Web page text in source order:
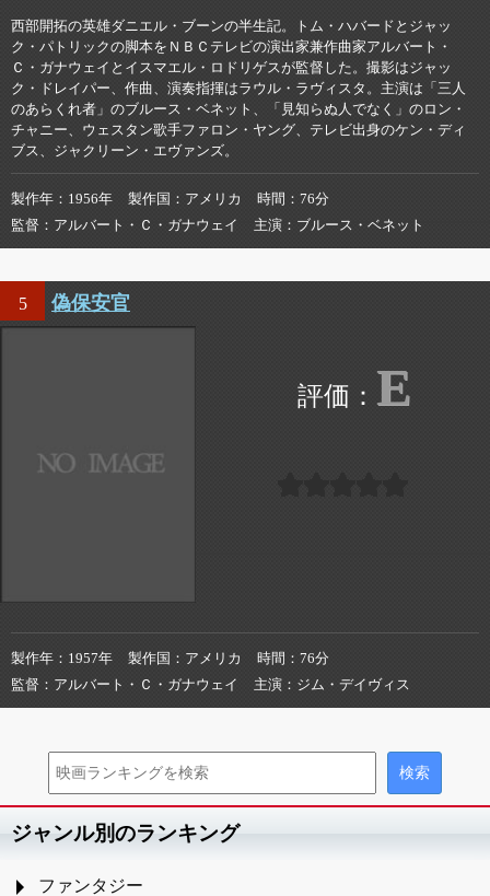
西部開拓の英雄ダニエル・ブーンの半生記。トム・ハバードとジャッ
ク・パトリックの脚本をＮＢＣテレビの演出家兼作曲家アルバート・
Ｃ・ガナウェイとイスマエル・ロドリゲスが監督した。撮影はジャッ
ク・ドレイパー、作曲、演奏指揮はラウル・ラヴィスタ。主演は「三人
のあらくれ者」のブルース・ベネット、「見知らぬ人でなく」のロン・
チャニー、ウェスタン歌手ファロン・ヤング、テレビ出身のケン・ディ
ブス、ジャクリーン・エヴァンズ。
製作年 1956年 製作国 アメリカ 時間
76分
監督
アルバート・Ｃ・ガナウェイ 主演 ブルース・ベネット
5 偽保安官
E
製作年 1957年 製作国 アメリカ 時間
76分
監督
アルバート・Ｃ・ガナウェイ 主演 ジム・デイヴィス
ジャンル別のランキング
ファンタジー